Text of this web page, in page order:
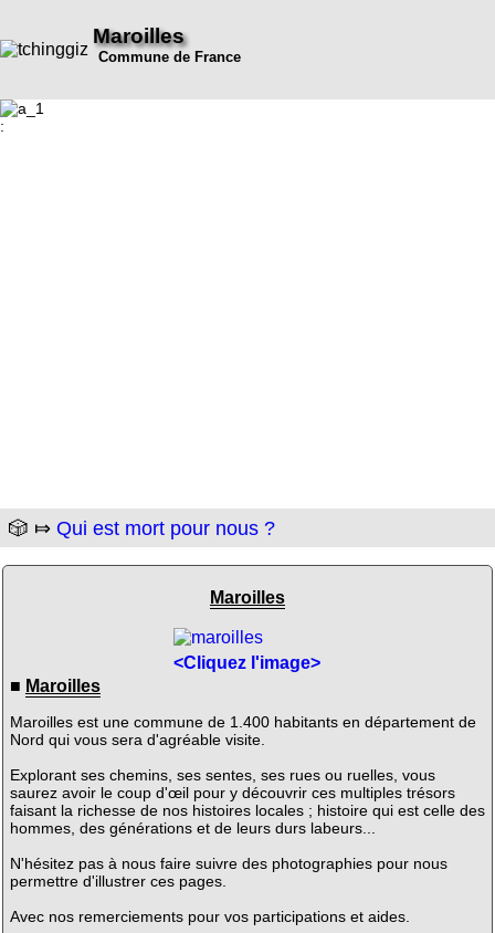
Maroilles
Commune de France
:
🎲 ⤇ Qui est mort pour nous ?
Maroilles
<Cliquez l'image>
■ Maroilles
Maroilles est une commune de 1.400 habitants en département de
Nord qui vous sera d'agréable visite.
Explorant ses chemins, ses sentes, ses rues ou ruelles, vous
saurez avoir le coup d'œil pour y découvrir ces multiples trésors
faisant la richesse de nos histoires locales ; histoire qui est celle des
hommes, des générations et de leurs durs labeurs...
N'hésitez pas à nous faire suivre des photographies pour nous
permettre d'illustrer ces pages.
Avec nos remerciements pour vos participations et aides.